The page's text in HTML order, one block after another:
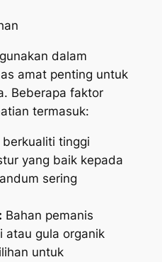
dalam
amat penting untuk
Beberapa faktor
termasuk:
berkualiti tinggi
yang baik kepada
sering
Bahan pemanis
atau gula organik
untuk